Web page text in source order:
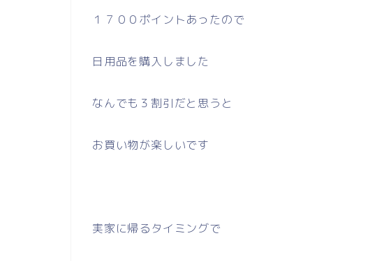
１７００ポイントあったので
日用品を購入しました
なんでも３割引だと思うと
お買い物が楽しいです
実家に帰るタイミングで